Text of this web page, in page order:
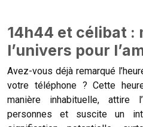
14h44 et célibat :
l’univers pour
Avez-vous déjà remarqué
votre téléphone ? Cette
manière inhabituelle, attire
personnes et suscite un